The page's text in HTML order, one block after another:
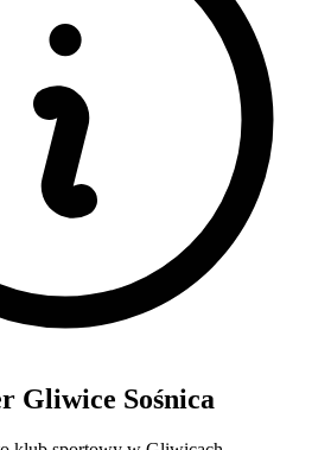
Gliwice Sośnica